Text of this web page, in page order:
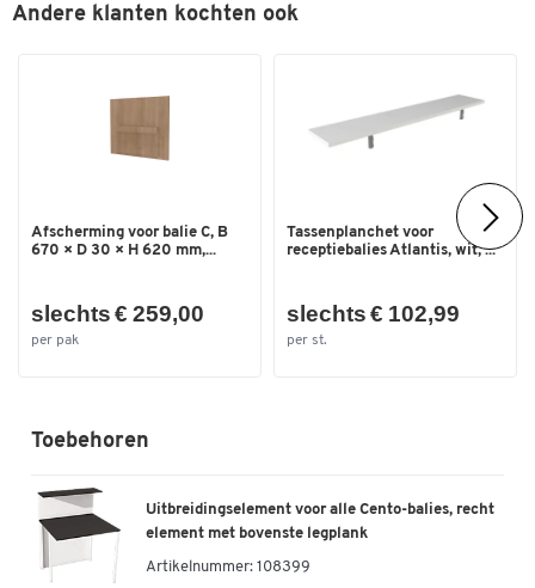
Afmetingen: H 1100 x B 1800 x D 1950 mm.
Andere klanten kochten ook
Afscherming voor balie C, B
670 × D 30 × H 620 mm,...
slechts € 259,00
per pak
Tassenplanchet voor
receptiebalies Atlantis, wit, ...
slechts € 102,99
per st.
Toebehoren
Uitbreidingselement voor alle Cento-balies, recht
element met bovenste legplank
Artikelnummer: 108399